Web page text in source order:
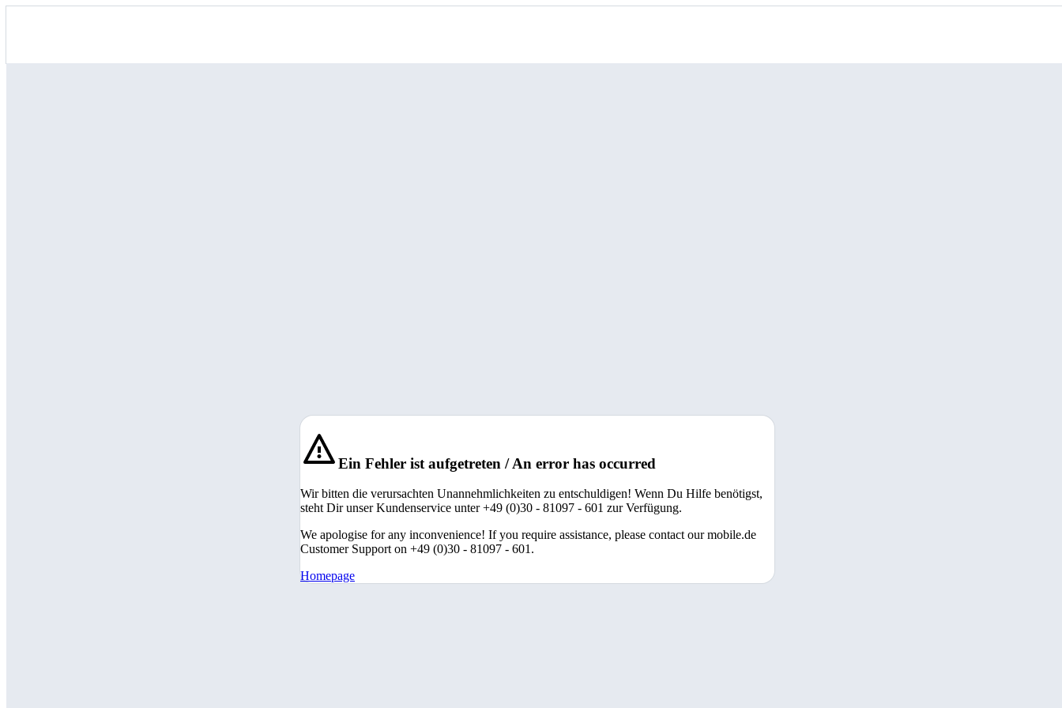
Ein Fehler ist aufgetreten / An error has occurred
Wir bitten die verursachten Unannehmlichkeiten zu entschuldigen! Wenn Du Hilfe benötigst,
steht Dir unser Kundenservice unter +49 (0)30 - 81097 - 601 zur Verfügung.
We apologise for any inconvenience! If you require assistance, please contact our mobile.de
Customer Support on +49 (0)30 - 81097 - 601.
Homepage